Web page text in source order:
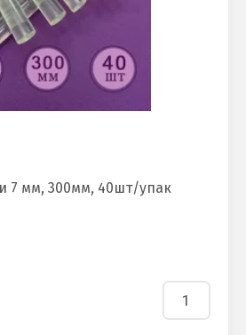
7 мм, 300мм, 40шт/упак